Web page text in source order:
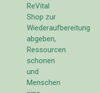
ReVital
Shop zur
Wiederaufbereitung
abgeben,
Ressourcen
schonen
und
Menschen